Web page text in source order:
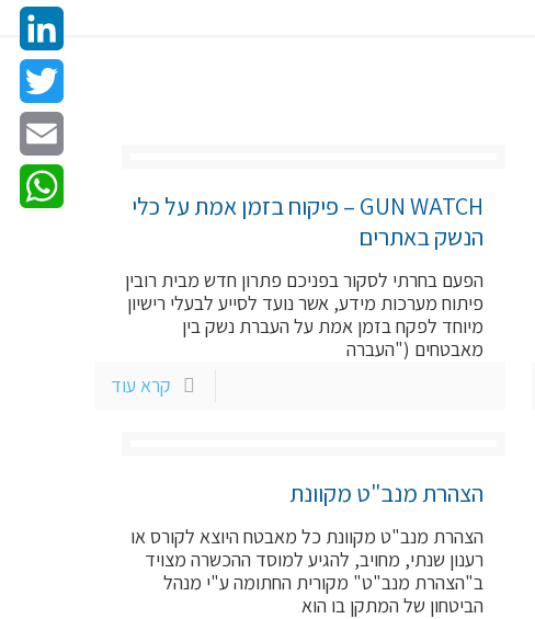
GUN WATCH – פיקוח בזמן אמת על כלי
הנשק באתרים
הפעם בחרתי לסקור בפניכם פתרון חדש מבית רובין
פיתוח מערכות מידע, אשר נועד לסייע לבעלי רישיון
מיוחד לפקח בזמן אמת על העברת נשק בין
מאבטחים ("העברה
קרא עוד
הצהרת מנב"ט מקוונת
הצהרת מנב"ט מקוונת כל מאבטח היוצא לקורס או
רענון שנתי, מחויב, להגיע למוסד ההכשרה מצויד
ב"הצהרת מנב"ט" מקורית החתומה ע"י מנהל
הביטחון של המתקן בו הוא
Twitter
Email